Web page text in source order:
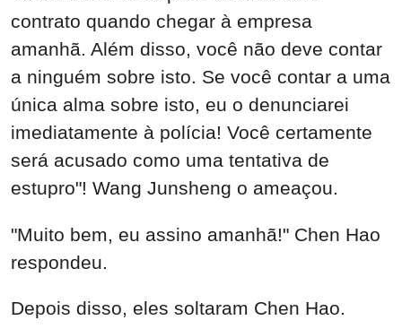
contrato quando chegar à empresa
amanhã. Além disso, você não deve contar
a ninguém sobre isto. Se você contar a uma
única alma sobre isto, eu o denunciarei
imediatamente à polícia! Você certamente
será acusado como uma tentativa de
estupro"! Wang Junsheng o ameaçou.
"Muito bem, eu assino amanhã!" Chen Hao
respondeu.
Depois disso, eles soltaram Chen Hao.